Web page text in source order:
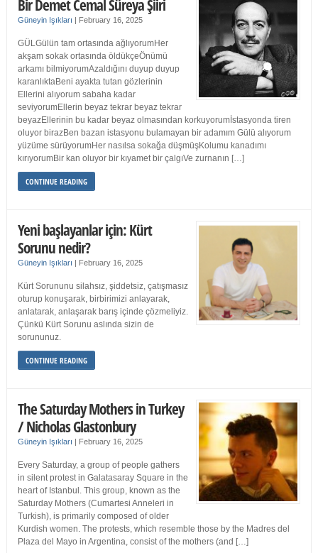
Bir Demet Cemal Süreya Şiiri
Güneyin Işıkları | February 16, 2025
GÜLGülün tam ortasında ağlıyorumHer
akşam sokak ortasında öldükçeÖnümü
arkamı bilmiyorumAzaldığını duyup duyup
karanlıktaBeni ayakta tutan gözlerinin
Ellerini alıyorum sabaha kadar
seviyorumEllerin beyaz tekrar beyaz tekrar
beyazEllerinin bu kadar beyaz olmasından korkuyorumİstasyonda tiren
oluyor birazBen bazan istasyonu bulamayan bir adamım Gülü alıyorum
yüzüme sürüyorumHer nasılsa sokağa düşmüşKolumu kanadımı
kırıyorumBir kan oluyor bir kıyamet bir çalgıVe zurnanın […]
CONTINUE READING
Yeni başlayanlar için: Kürt
Sorunu nedir?
Güneyin Işıkları | February 16, 2025
Kürt Sorununu silahsız, şiddetsiz, çatışmasız
oturup konuşarak, birbirimizi anlayarak,
anlatarak, anlaşarak barış içinde çözmeliyiz.
Çünkü Kürt Sorunu aslında sizin de
sorununuz.
CONTINUE READING
The Saturday Mothers in Turkey
/ Nicholas Glastonbury
Güneyin Işıkları | February 16, 2025
Every Saturday, a group of people gathers
in silent protest in Galatasaray Square in the
heart of Istanbul. This group, known as the
Saturday Mothers (Cumartesi Anneleri in
Turkish), is primarily composed of older
Kurdish women. The protests, which resemble those by the Madres del
Plaza del Mayo in Argentina, consist of the mothers (and […]